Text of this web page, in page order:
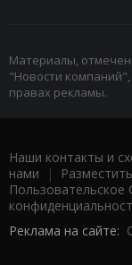
Материалы,
"Новости
правах рекламы.
Наши контакты и
нами |
Пользовательское
Реклама на сайте: